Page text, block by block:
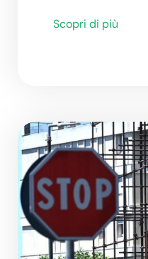
Scopri di più